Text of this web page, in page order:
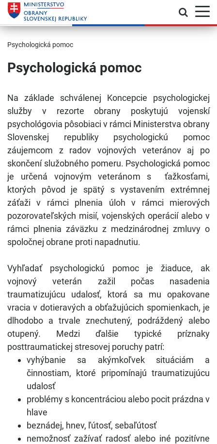
Skočiť na hlavnú navigáciu
Skočiť na obsah
Skočiť na bočný panel
Skočiť na pätičku
Kontakt
Prehlásenie o prístupnosti
Psychologická pomoc
Psychologická pomoc
Na základe schválenej Koncepcie psychologickej
služby v rezorte obrany poskytujú vojenskí
psychológovia pôsobiaci v rámci Ministerstva obrany
Slovenskej republiky psychologickú pomoc
záujemcom z radov vojnových veteránov aj po
skončení služobného pomeru. Psychologická pomoc
je určená vojnovým veteránom s ťažkosťami,
ktorých pôvod je spätý s vystavením extrémnej
záťaži v rámci plnenia úloh v rámci mierových
pozorovateľských misií, vojenských operácií alebo v
rámci plnenia záväzku z medzinárodnej zmluvy o
spoločnej obrane proti napadnutiu.
Vyhľadať psychologickú pomoc je žiaduce, ak
vojnový veterán zažil počas nasadenia
traumatizujúcu udalosť, ktorá sa mu opakovane
vracia v dotieravých a obťažujúcich spomienkach, je
dlhodobo a trvale znechutený, podráždený alebo
otupený. Medzi ďalšie typické príznaky
posttraumatickej stresovej poruchy patrí:
vyhýbanie sa akýmkoľvek situáciám a
činnostiam, ktoré pripomínajú traumatizujúcu
udalosť
problémy s koncentráciou alebo pocit prázdna v
hlave
beznádej, hnev, ľútosť, sebaľútosť
nemožnosť zažívať radosť alebo iné pozitívne